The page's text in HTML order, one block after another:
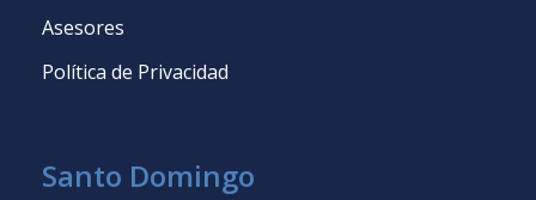
Asesores
Política de Privacidad
Santo Domingo